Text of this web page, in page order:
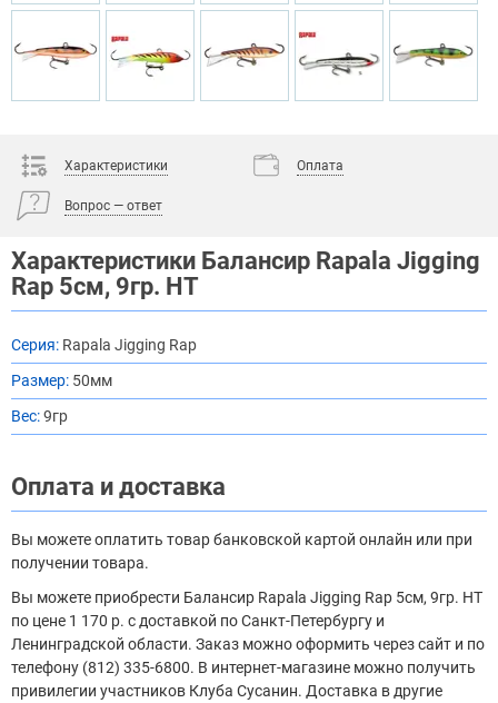
Характеристики Оплата
Вопрос — ответ
Характеристики Балансир Rapala Jigging
Rap 5см, 9гр. HT
Серия: Rapala Jigging Rap
Размер: 50мм
Вес:9гр
Оплата и доставка
Вы можете оплатить товар банковской картой онлайн или при
получении товара.
Вы можете приобрести Балансир Rapala Jigging Rap 5см, 9гр. HT
по цене 1 170 р. с доставкой по Санкт-Петербургу и
Ленинградской области. Заказ можно оформить через сайт и по
телефону (812) 335-6800. В интернет-магазине можно получить
привилегии участников Клуба Сусанин. Доставка в другие